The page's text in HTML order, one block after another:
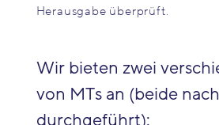
Herausgabe überprüft.
Wir bieten zwei
von MTs an (beide